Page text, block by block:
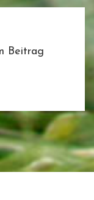
Beitrag